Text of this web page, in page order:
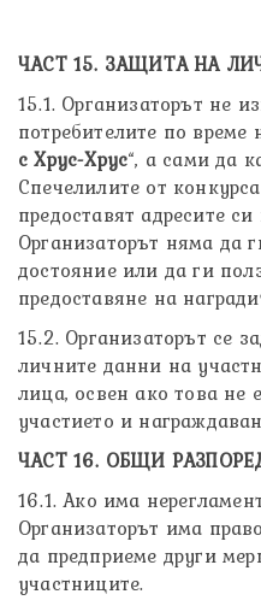
ЧАСТ 15. ЗАЩИТА НА
15.1. Организаторът не
потребителите по време
с Хрус-Хрус“, а сами да
Спечелилите от
предоставят адресите
Организаторът няма да
достояние или да ги
предоставяне на
15.2. Организаторът се
личните данни на
лица, освен ако това не
участието и
ЧАСТ 16. ОБЩИ
16.1. Ако има
Организаторът има
да предприеме други
участниците.